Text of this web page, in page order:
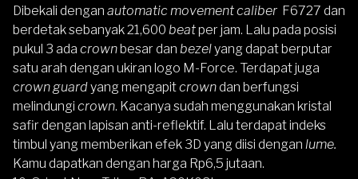
Dibekali dengan automatic movement caliber F6727 dan
berdetak sebanyak 21,600 beatper jam. Lalu pada posisi
pukul 3 ada crownbesar dan bezelyang dapat berputar
satu arah dengan ukiran logo M-Force. Terdapat juga
crown guardyang mengapitcrowndan berfungsi
melindungi crown. Kacanya sudah menggunakan kristal
safir dengan lapisan anti-reflektif. Lalu terdapat indeks
timbul yang memberikan efek 3D yang diisi dengan lume.
Kamu dapatkan dengan harga Rp6,5 jutaan.